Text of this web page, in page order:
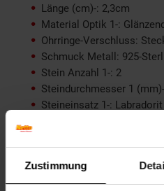
Zustimmung
Länge (cm)-: 2,3cm
Material Optik 1-:
Ohrringe-Verschluss:
Schmuck Metall: 925-
Stein Anzahl 1-: 2
Steindurchmesser 1
Steineinsatz 1-: Labradorit
Artikelnummer: 2614333000